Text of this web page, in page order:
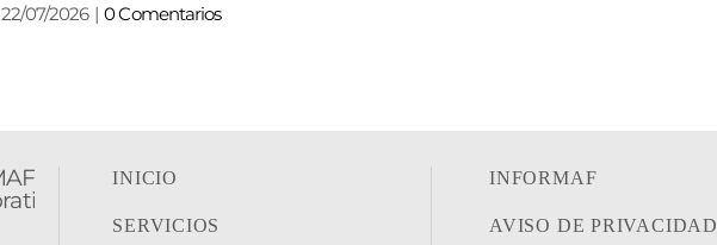
22/07/2026 | 0 Comentarios
INICIO
SERVICIOS
INFORMAF
AVISO DE PRIVACIDAD